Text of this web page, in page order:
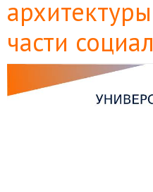
части
Боковая
панель